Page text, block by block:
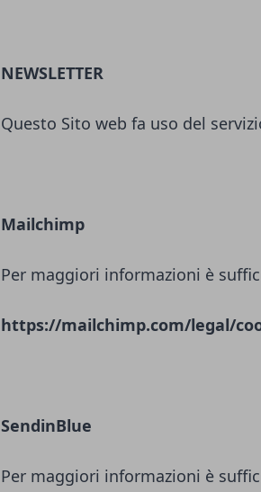
NEWSLETTER
Questo Sito web fa uso del
Mailchimp
Per maggiori informazioni è
https://mailchimp.com/legal/
SendinBlue
Per maggiori informazioni è